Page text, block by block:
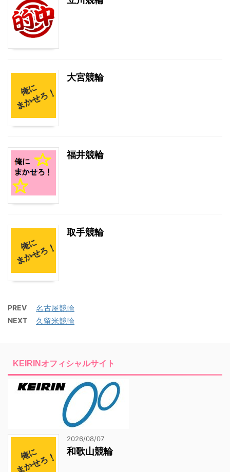
大宮競輪
福井競輪
取手競輪
PREV 名古屋競輪
NEXT 久留米競輪
KEIRINオフィシャルサイト
2026/08/07
和歌山競輪